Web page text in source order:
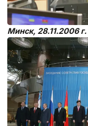
Минск, 28.11.2006 г.